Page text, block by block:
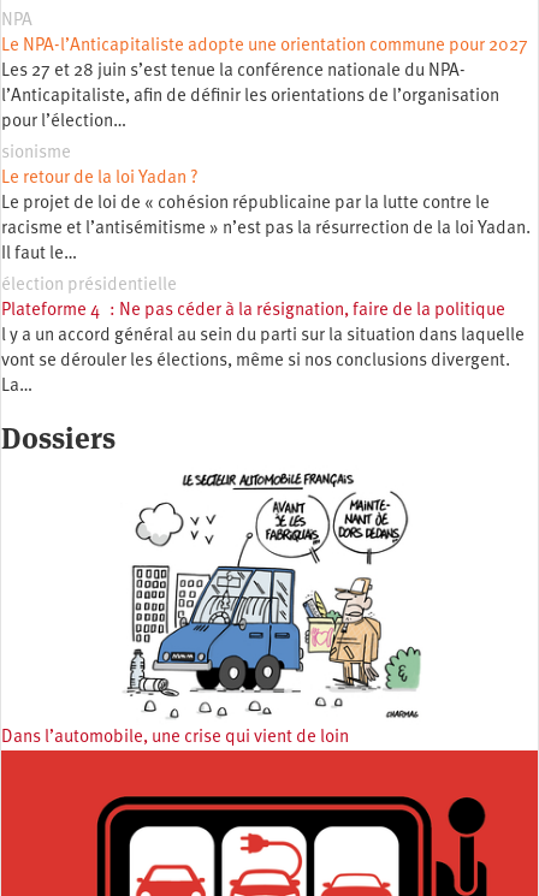
NPA
Le NPA-l’Anticapitaliste adopte une orientation commune pour 2027
Les 27 et 28 juin s’est tenue la conférence nationale du NPA-
l’Anticapitaliste, afin de définir les orientations de l’organisation
pour l’élection…
sionisme
Le retour de la loi Yadan ?
Le projet de loi de « cohésion républicaine par la lutte contre le
racisme et l’antisémitisme » n’est pas la résurrection de la loi Yadan.
Il faut le…
élection présidentielle
Plateforme 4 : Ne pas céder à la résignation, faire de la politique
l y a un accord général au sein du parti sur la situation dans laquelle
vont se dérouler les élections, même si nos conclusions divergent.
La…
Dossiers
Dans l’automobile, une crise qui vient de loin